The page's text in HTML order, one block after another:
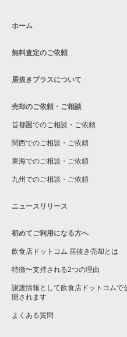
東京23区のお弁当・惣菜・デ
東京23区のカラオケ・パブ・
覧
東京23区の和食の居抜き売却
東京23区の洋食の居抜き売却
東京23区のその他の居抜き売
世田谷区のお弁当・惣菜・デ
世田谷区のカラオケ・パブ・
覧
世田谷区の洋食の居抜き売却
世田谷区のその他の居抜き売
ホーム
無料査定のご依頼
居抜きプラスについて
売却のご依頼・ご相談
首都圏でのご相談・ご依頼
関西でのご相談・ご依頼
東海でのご相談・ご依頼
九州でのご相談・ご依頼
ニュースリリース
初めてご利用になる方へ
飲食店ドットコム 居抜き売却とは
特徴〜支持される2つの理由
譲渡情報として飲食店ドットコムで
開されます
よくある質問